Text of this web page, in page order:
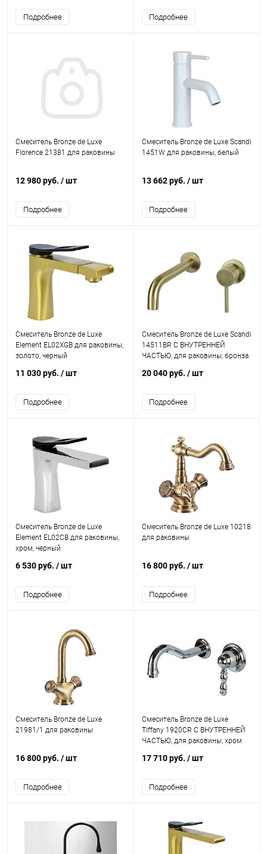
Подробнее Подробнее
Смеситель Bronze de Luxe
Florence 21381 для раковины
12 980 руб. / шт
Подробнее
Смеситель Bronze de Luxe Scandi
1451W для раковины, белый
13 662 руб. / шт
Подробнее
Смеситель Bronze de Luxe
Element EL02XGB для раковины,
золото, черный
11 030 руб. / шт
Подробнее
Смеситель Bronze de Luxe Scandi
14511BR С ВНУТРЕННЕЙ
ЧАСТЬЮ, для раковины, бронза
20 040 руб. / шт
Подробнее
Смеситель Bronze de Luxe
Element EL02CB для раковины,
хром, черный
6 530 руб. / шт
Подробнее
Смеситель Bronze de Luxe 10218
для раковины
16 800 руб. / шт
Подробнее
Смеситель Bronze de Luxe
21981/1 для раковины
16 800 руб. / шт
Подробнее
Смеситель Bronze de Luxe
Tiffany 1920CR С ВНУТРЕННЕЙ
ЧАСТЬЮ, для раковины, хром
17 710 руб. / шт
Подробнее